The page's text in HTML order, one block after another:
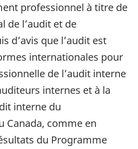
professionnel à titre de
de l’audit et de
d’avis que l’audit est
internationales pour
de l’audit interne
internes et à la
interne du
Canada, comme en
du Programme